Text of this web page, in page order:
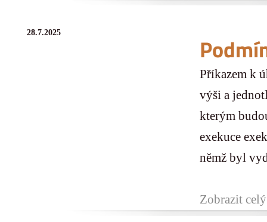
28.7.2025
Příkazem k
výši a
kterým
exekuce
němž byl
Zobrazit